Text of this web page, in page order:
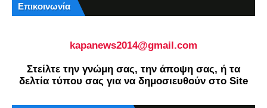
Επικοινωνία
kapanews2014@gmail.com
Στείλτε την γνώμη σας, την άποψη σας, ή τα
δελτία τύπου σας για να δημοσιευθούν στο Site